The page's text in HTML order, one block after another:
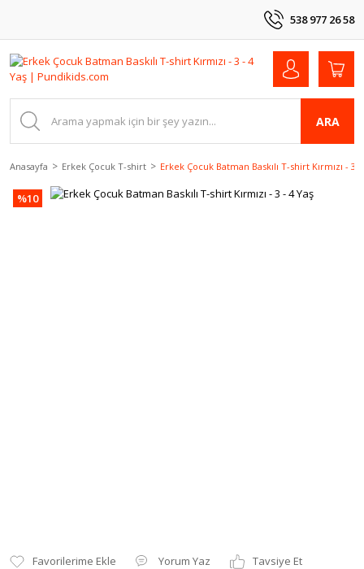
538 977 26 58
ARA
Anasayfa Erkek Çocuk T-shirt Erkek Çocuk Batman Baskılı T-shirt Kırmızı - 3 -
%10
Yorum Yaz
Tavsiye Et